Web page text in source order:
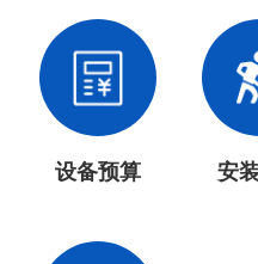
设备预算 安